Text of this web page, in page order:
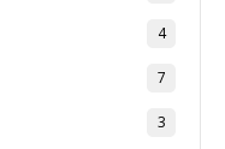
4
7
3